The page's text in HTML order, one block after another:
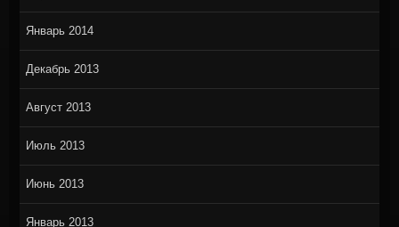
Январь 2014
Декабрь 2013
Август 2013
Июль 2013
Июнь 2013
Январь 2013